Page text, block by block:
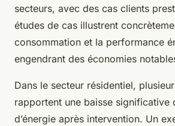
secteurs, avec des cas clients
études de cas illustrent
consommation et la performance
engendrant des économies
Dans le secteur résidentiel,
rapportent une baisse significative
d’énergie après intervention. Un